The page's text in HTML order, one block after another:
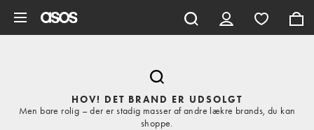
HOV! DET BRAND ER UDSOLGT
Men bare rolig – der er stadig masser af andre lækre brands, du kan
shoppe.